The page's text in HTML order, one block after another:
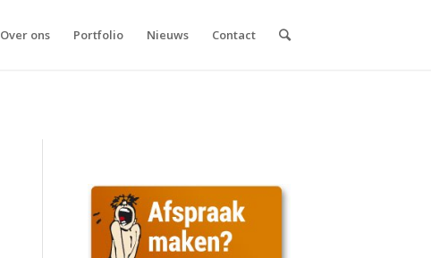
Over ons Portfolio Nieuws Contact